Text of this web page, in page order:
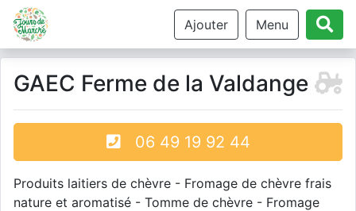
Ajouter Menu
GAEC Ferme de la Valdange
06 49 19 92 44
Produits laitiers de chèvre - Fromage de chèvre frais
nature et aromatisé - Tomme de chèvre - Fromage